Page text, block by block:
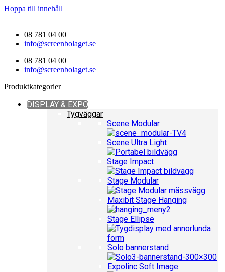
Hoppa till innehåll
08 781 04 00
info@screenbolaget.se
08 781 04 00
info@screenbolaget.se
Produktkategorier
DISPLAY & EXPO
Tygväggar
Scene Modular
Scene Ultra Light
Stage Impact
Stage Modular
Maxibit Stage Hanging
Stage Ellipse
Solo bannerstand
Expolinc Soft Image